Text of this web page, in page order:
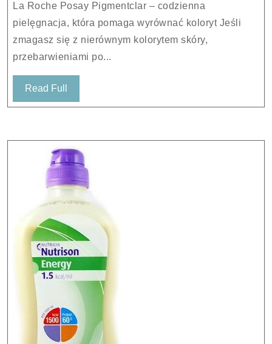
przeciw
La Roche Posay Pigmentclar – codzienna
pielęgnacja, która pomaga wyrównać koloryt Jeśli
zmagasz się z nierównym kolorytem skóry,
przebarwieniami po...
Read Full
Full